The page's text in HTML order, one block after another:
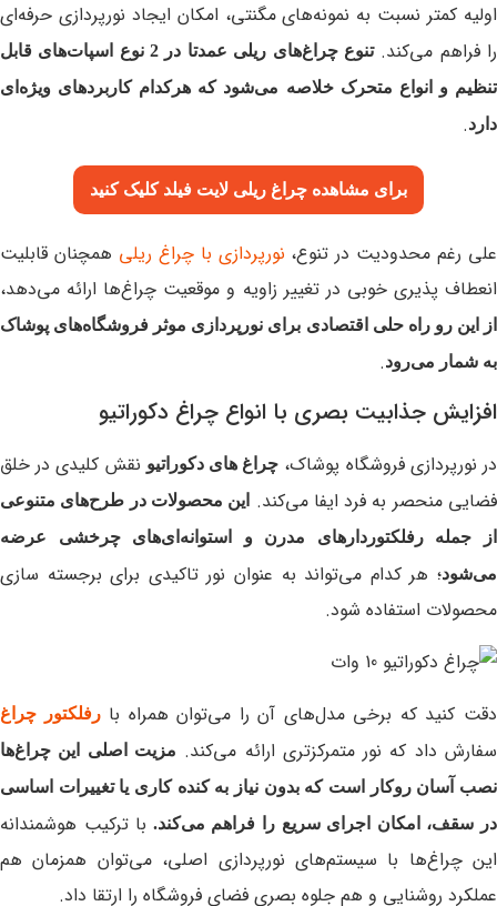
اولیه کمتر نسبت به نمونه‌های مگنتی، امکان ایجاد نورپردازی حرفه‌ای
را فراهم می‌کند.
تنوع چراغ‌های ریلی عمدتا در 2 نوع اسپات‌های قابل
تنظیم و انواع متحرک خلاصه می‌شود که هرکدام کاربردهای ویژه‌ای
دارد.
برای مشاهده چراغ ریلی لایت فیلدکلیک کنید
علی رغم محدودیت در تنوع، نورپردازی با چراغ ریلی همچنان قابلیت
انعطاف‌ پذیری خوبی در تغییر زاویه و موقعیت چراغ‌ها ارائه می‌دهد،
از این رو راه‌ حلی اقتصادی برای نورپردازی موثر فروشگاه‌های پوشاک
به شمار می‌رود.
افزایش جذابیت بصری با انواع چراغ دکوراتیو
در نورپردازی فروشگاه پوشاک، چراغ های دکوراتیونقش کلیدی در خلق
فضایی منحصر به فرد ایفا می‌کند.
این محصولات در طرح‌های متنوعی
از جمله رفلکتوردارهای مدرن و استوانه‌ای‌های چرخشی عرضه
می‌شود؛ هر کدام می‌تواند به عنوان نور تاکیدی برای برجسته‌ سازی
محصولات استفاده شود.
دقت کنید که برخی مدل‌های آن را می‌توان همراه بارفلکتور چراغ
سفارش داد که نور متمرکزتری ارائه می‌کند. مزیت اصلی این چراغ‌ها
نصب آسان روکار است که بدون نیاز به کنده‌ کاری یا تغییرات اساسی
در سقف، امکان اجرای سریع را فراهم می‌کند. با ترکیب هوشمندانه
این چراغ‌ها با سیستم‌های نورپردازی اصلی، می‌توان همزمان هم
عملکرد روشنایی و هم جلوه بصری فضای فروشگاه را ارتقا داد.